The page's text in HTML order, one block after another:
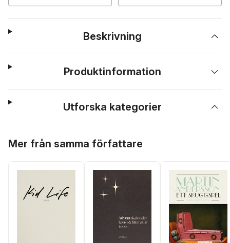
Beskrivning
Produktinformation
Utforska kategorier
Mer från samma författare